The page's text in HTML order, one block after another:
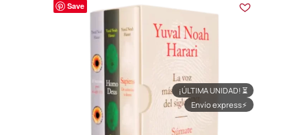
Save
¡ÚLTIMA UNIDAD! ⏳
Envío express⚡